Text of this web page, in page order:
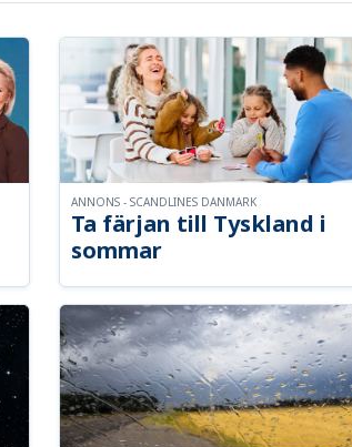
Ta färjan till Tyskland i
sommar
ANNONS - SCANDLINES DANMARK